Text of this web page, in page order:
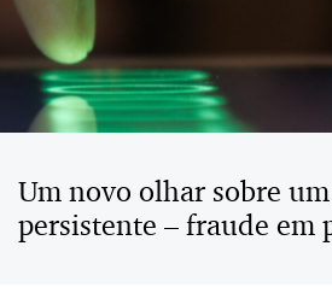
Um novo olhar sobre
persistente – fraude em